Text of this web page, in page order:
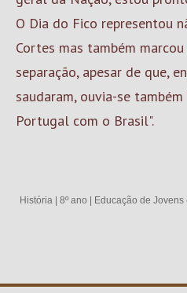
O Dia do Fico representou
Cortes mas também
separação, apesar de que,
saudaram, ouvia-se
Portugal com o Brasil".
História 8º ano Educação de Jovens